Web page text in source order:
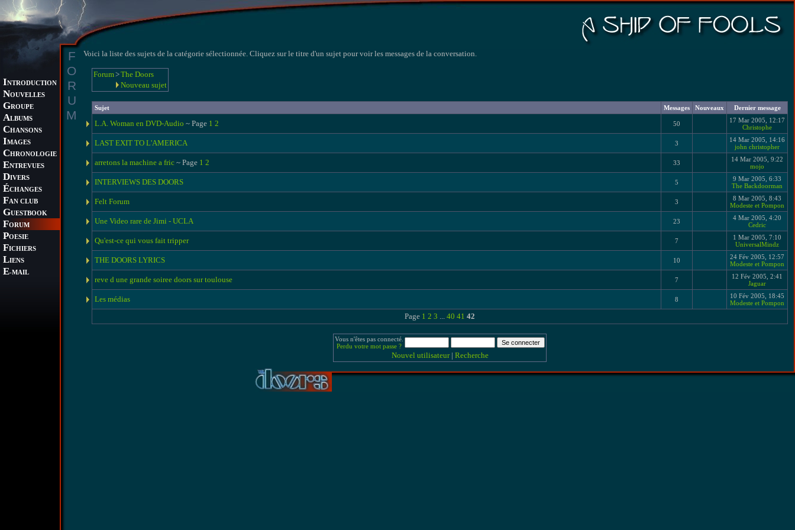
INTRODUCTION
NOUVELLES
GROUPE
ALBUMS
CHANSONS
IMAGES
CHRONOLOGIE
ENTREVUES
DIVERS
ÉCHANGES
FAN CLUB
GUESTBOOK
FORUM
POESIE
FICHIERS
LIENS
E-MAIL
F
O
R
U
M
Voici la liste des sujets de la catégorie sélectionnée. Cliquez sur le titre d'un sujet pour voir les messages de la conversation.
Forum>The Doors
Nouveau sujet
Sujet Messages Nouveaux Dernier message
L.A. Woman en DVD-Audio ~ Page 1 2 50
17 Mar 2005, 12:17
Christophe
LAST EXIT TO L'AMERICA 3
14 Mar 2005, 14:16
john christopher
arretons la machine a fric ~ Page 1 2 33
14 Mar 2005, 9:22
mojo
INTERVIEWS DES DOORS 5
9 Mar 2005, 6:33
The Backdoorman
Felt Forum 3
8 Mar 2005, 8:43
Modeste et Pompon
Une Video rare de Jimi - UCLA 23
4 Mar 2005, 4:20
Cedric
Qu'est-ce qui vous fait tripper 7
1 Mar 2005, 7:10
UniversalMindz
THE DOORS LYRICS 10
24 Fév 2005, 12:57
Modeste et Pompon
reve d une grande soiree doors sur toulouse 7
12 Fév 2005, 2:41
Jaguar
Les médias 8
10 Fév 2005, 18:45
Modeste et Pompon
Page 1 2 3 ... 40 41 42
Vous n'êtes pas connecté.
Perdu votre mot passe ?
Nouvel utilisateur| Recherche